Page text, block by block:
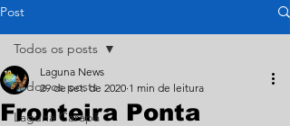
Post
Todos os posts
Laguna Carapã
Todos os posts
Fronteira Ponta
Laguna News
29 de set. de 2020 1 min de leitura